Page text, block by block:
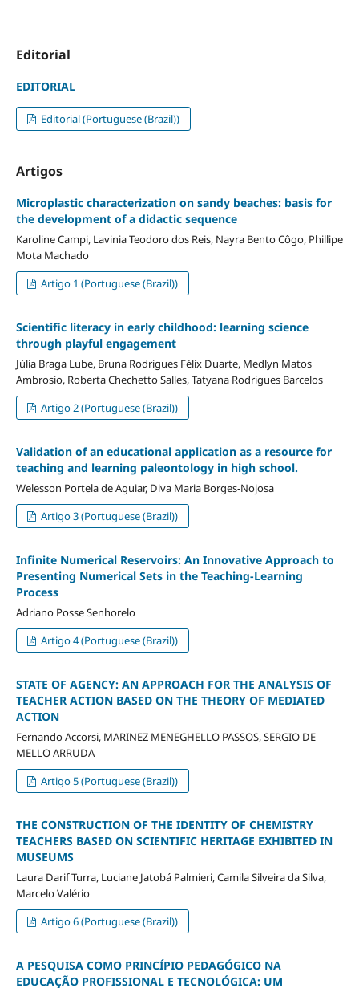
Editorial
EDITORIAL
Editorial (Portuguese (Brazil))
Artigos
Microplastic characterization on sandy beaches: basis for
the development of a didactic sequence
Karoline Campi, Lavinia Teodoro dos Reis, Nayra Bento Côgo, Phillipe
Mota Machado
Artigo 1 (Portuguese (Brazil))
Scientific literacy in early childhood: learning science
through playful engagement
Júlia Braga Lube, Bruna Rodrigues Félix Duarte, Medlyn Matos
Ambrosio, Roberta Chechetto Salles, Tatyana Rodrigues Barcelos
Artigo 2 (Portuguese (Brazil))
Validation of an educational application as a resource for
teaching and learning paleontology in high school.
Welesson Portela de Aguiar, Diva Maria Borges-Nojosa
Artigo 3 (Portuguese (Brazil))
Infinite Numerical Reservoirs: An Innovative Approach to
Presenting Numerical Sets in the Teaching-Learning
Process
Adriano Posse Senhorelo
Artigo 4 (Portuguese (Brazil))
STATE OF AGENCY: AN APPROACH FOR THE ANALYSIS OF
TEACHER ACTION BASED ON THE THEORY OF MEDIATED
ACTION
Fernando Accorsi, MARINEZ MENEGHELLO PASSOS, SERGIO DE
MELLO ARRUDA
Artigo 5 (Portuguese (Brazil))
THE CONSTRUCTION OF THE IDENTITY OF CHEMISTRY
TEACHERS BASED ON SCIENTIFIC HERITAGE EXHIBITED IN
MUSEUMS
Laura Darif Turra, Luciane Jatobá Palmieri, Camila Silveira da Silva,
Marcelo Valério
Artigo 6 (Portuguese (Brazil))
A PESQUISA COMO PRINCÍPIO PEDAGÓGICO NA
EDUCAÇÃO PROFISSIONAL E TECNOLÓGICA: UM